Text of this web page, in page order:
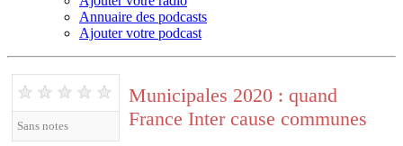
Annuaire des podcasts
Ajouter votre podcast
★ ★ ★ ★ ★
Sans notes
Municipales 2020 : quand
France Inter cause communes